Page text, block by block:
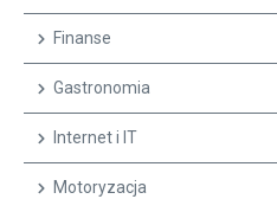
Finanse
Gastronomia
Internet i IT
Motoryzacja